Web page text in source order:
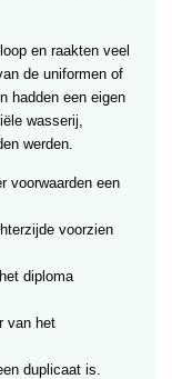
en raakten veel
de uniformen of
hadden een eigen
wasserij,
werden.
voorwaarden een
voorzien
diploma
van het
duplicaat is.